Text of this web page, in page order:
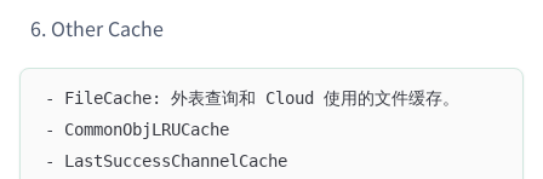
Other Cache
- FileCache: 外表查询和 Cloud 使用的文件缓存。
- CommonObjLRUCache
- LastSuccessChannelCache